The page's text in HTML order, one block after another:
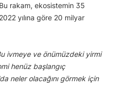
rakam, ekosistemin 35
yılına göre 20 milyar
ivmeye ve önümüzdeki yirmi
henüz başlangıç
neler olacağını görmek için